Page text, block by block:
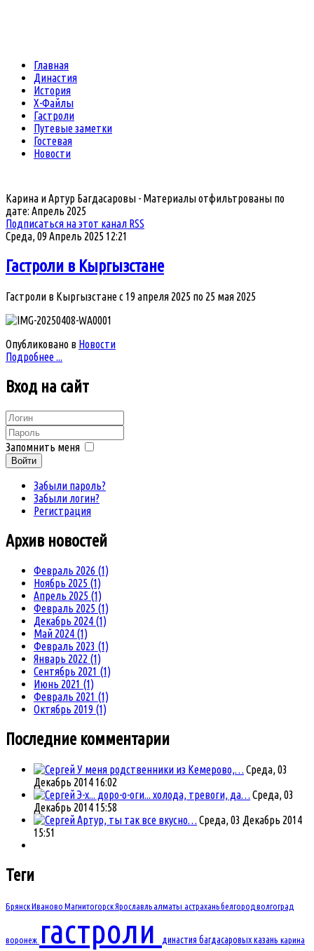
Главная
Династия
История
Х-Файлы
Гастроли
Путевые заметки
Гостевая
Новости
Карина и Артур Багдасаровы - Материалы отфильтрованы по
дате: Апрель 2025
Подписаться на этот канал RSS
Среда, 09 Апрель 2025 12:21
Гастроли в Кыргызстане
Гастроли в Кыргызстане с 19 апреля 2025 по 25 мая 2025
Опубликовано в Новости
Подробнее ...
Вход на сайт
Запомнить меня
Войти
Забыли пароль?
Забыли логин?
Регистрация
Архив новостей
Февраль 2026 (1)
Ноябрь 2025 (1)
Апрель 2025 (1)
Февраль 2025 (1)
Декабрь 2024 (1)
Май 2024 (1)
Февраль 2023 (1)
Январь 2022 (1)
Сентябрь 2021 (1)
Июнь 2021 (1)
Февраль 2021 (1)
Октябрь 2019 (1)
Последние комментарии
У меня родственники из Кемерово,… Среда, 03
Декабрь 2014 16:02
Э-х... доро-о-оги... холода, тревоги, да… Среда, 03
Декабрь 2014 15:58
Артур, ты так все вкусно… Среда, 03 Декабрь 2014
15:51
Теги
БрянскИваново МагнитогорскЯрославльалматы астраханьбелгород волгоград
воронеж гастроли династия багдасаровыхказань карина